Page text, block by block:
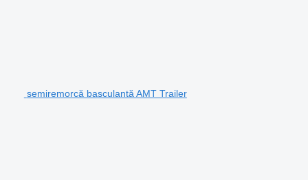
semiremorcă basculantă AMT Trailer